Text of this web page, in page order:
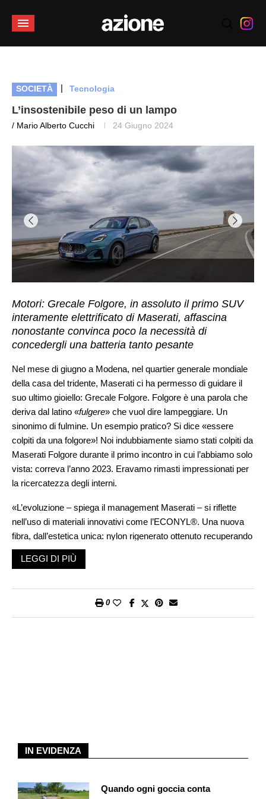
SOCIETÀ | Tecnologia
L’insostenibile peso di un lampo
/ Mario Alberto Cucchi 24 Giugno 2024
Motori: Grecale Folgore, in assoluto il primo SUV
interamente elettrificato di Maserati, affascina
nonostante convinca poco la necessità di
concedergli una batteria tanto pesante
Nel mese di giugno a Modena, nel quartier generale mondiale
della casa del tridente, Maserati ci ha permesso di guidare il
suo ultimo gioiello: Grecale Folgore. Folgore è una parola che
deriva dal latino «fulgere» che vuol dire lampeggiare. Un
sinonimo di fulmine. Un esempio pratico? Si dice «essere
colpiti da una folgore»! Noi indubbiamente siamo stati colpiti da
Maserati Folgore durante il primo incontro in cui l’abbiamo solo
vista: correva l’anno 2023. Eravamo rimasti impressionati per
la ricercatezza degli interni.
«L’evoluzione – spiega il management Maserati – si riflette
nell’uso di materiali innovativi come l’ECONYL®. Una nuova
fibra, dall’estetica unica: nylon rigenerato ottenuto recuperando
i rifiuti di nylon (reti da pesca provenienti dagli oceani e
dall’acquacoltura, e tant’altro) e trasformato in filato di nylon
opaca – ricorda il tessuto di una muta, combinato con la
da un anno, la casa di Modena ha in gamma anche gli Sport
Utility Vehicle. Chissà come Alfiero Maserati, nel 1914, quando
inevitabile che, dopo oltre cent’anni, tutto sarebbe cambiato.
LEGGI DI PIÙ
0
IN EVIDENZA
Quando ogni goccia conta